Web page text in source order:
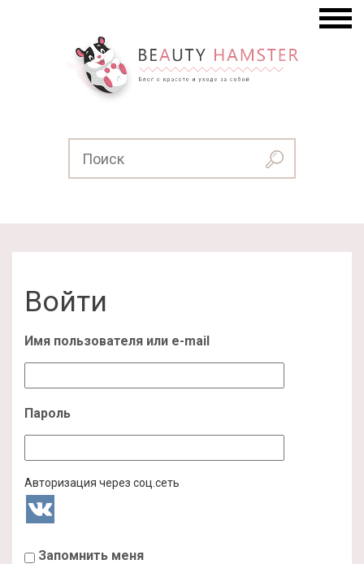
Войти
Имя пользователя или e-mail
Пароль
Авторизация через соц.сеть
Запомнить меня